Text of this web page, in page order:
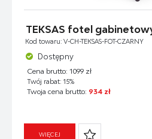
TEKSAS fotel
Kod towaru: V-CH-TEKSAS-FOT-CZARNY
Dostępny
Cena brutto: 1099 zł
Twój rabat: 15%
Twoja cena brutto: 934 zł
WIĘCEJ